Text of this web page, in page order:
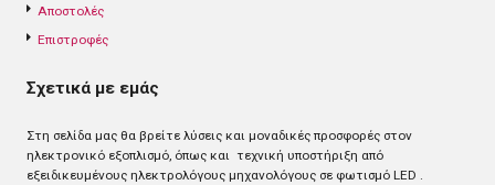
Αποστολές
Επιστροφές
Σχετικά με εμάς
Στη σελίδα μας θα βρείτε λύσεις και μοναδικές προσφορές στον
ηλεκτρονικό εξοπλισμό, όπως και τεχνική υποστήριξη από
εξειδικευμένους ηλεκτρολόγους μηχανολόγους σε φωτισμό LED .